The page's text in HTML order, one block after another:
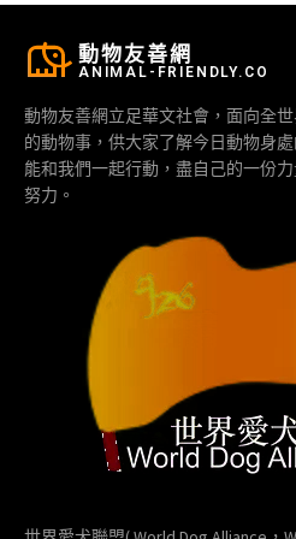
動物友善網
ANIMAL-FRIENDLY.CO
動物友善網立足華文社會，面向全
的動物事，供大家了解今日動物身
能和我們一起行動，盡自己的一份
努力。